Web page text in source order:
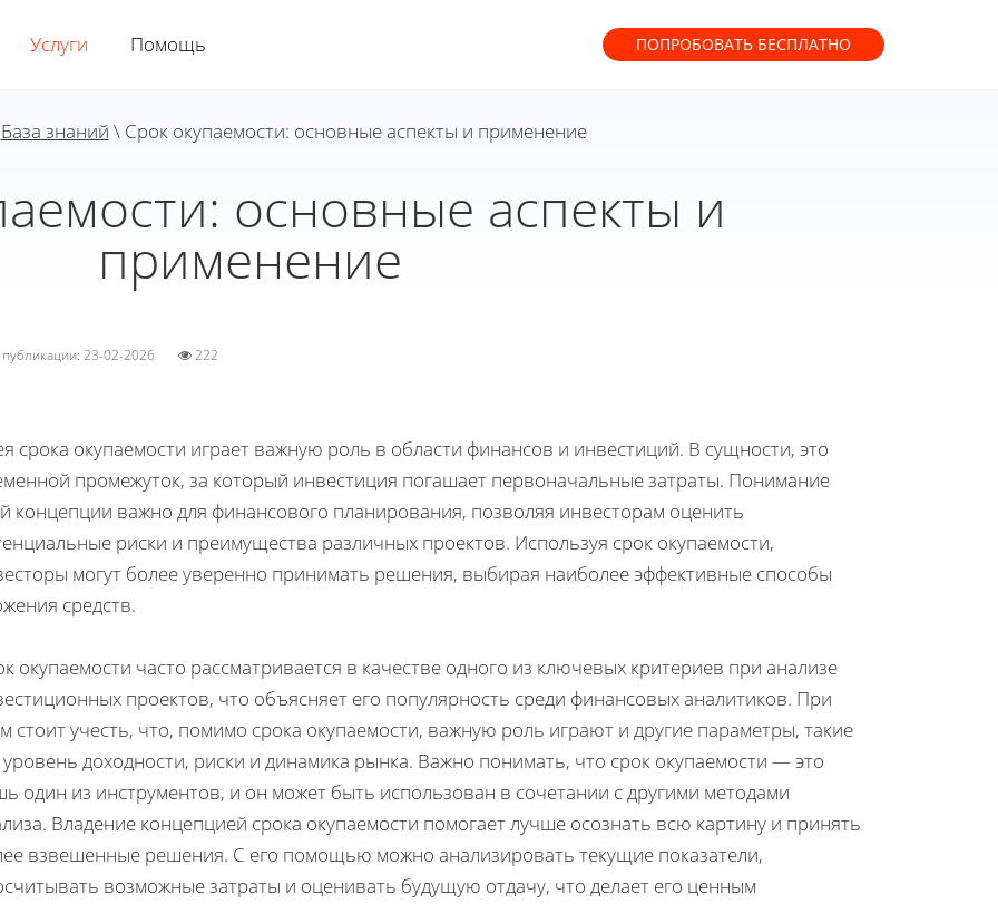
Услуги Помощь ПОПРОБОВАТЬ БЕСПЛАТНО
База знаний \ Срок окупаемости: основные аспекты и применение
основные аспекты и
применение
публикации: 23-02-2026 222
срока окупаемости играет важную роль в области финансов и инвестиций. В сущности, это
промежуток, за который инвестиция погашает первоначальные затраты. Понимание
концепции важно для финансового планирования, позволяя инвесторам оценить
риски и преимущества различных проектов. Используя срок окупаемости,
могут более уверенно принимать решения, выбирая наиболее эффективные способы
средств.
окупаемости часто рассматривается в качестве одного из ключевых критериев при анализе
проектов, что объясняет его популярность среди финансовых аналитиков. При
стоит учесть, что, помимо срока окупаемости, важную роль играют и другие параметры, такие
уровень доходности, риски и динамика рынка. Важно понимать, что срок окупаемости — это
один из инструментов, и он может быть использован в сочетании с другими методами
Владение концепцией срока окупаемости помогает лучше осознать всю картину и принять
взвешенные решения. С его помощью можно анализировать текущие показатели,
возможные затраты и оценивать будущую отдачу, что делает его ценным